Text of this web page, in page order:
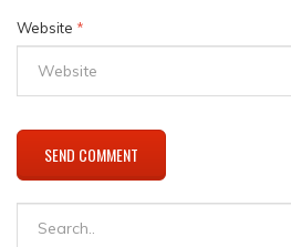
Website *